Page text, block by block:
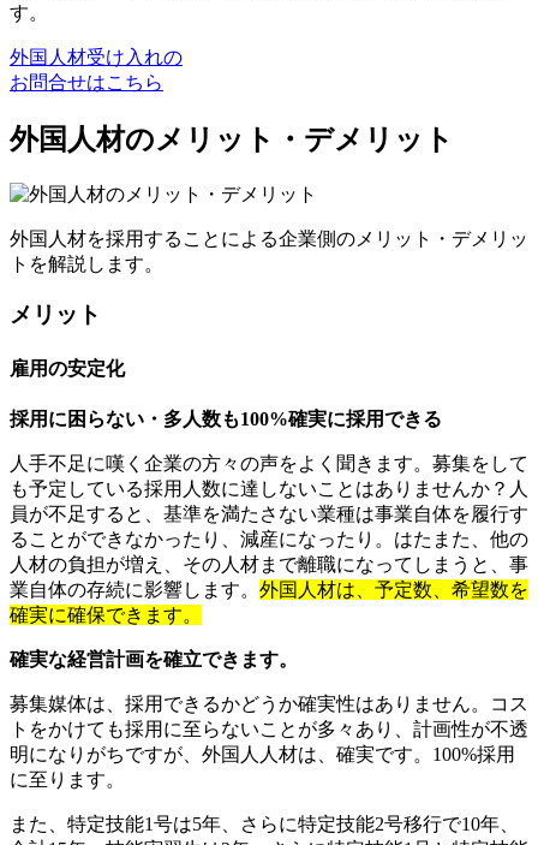
す。
外国人材受け入れの
お問合せはこちら
外国人材のメリット・デメリット
外国人材を採用することによる企業側のメリット・デメリッ
トを解説します。
メリット
雇用の安定化
採用に困らない・多人数も100%確実に採用できる
人手不足に嘆く企業の方々の声をよく聞きます。募集をして
も予定している採用人数に達しないことはありませんか？人
員が不足すると、基準を満たさない業種は事業自体を履行す
ることができなかったり、減産になったり。はたまた、他の
人材の負担が増え、その人材まで離職になってしまうと、事
業自体の存続に影響します。 外国人材は、予定数、希望数を
確実に確保できます。
確実な経営計画を確立できます。
募集媒体は、採用できるかどうか確実性はありません。コス
トをかけても採用に至らないことが多々あり、計画性が不透
明になりがちですが、外国人人材は、確実です。100%採用
に至ります。
また、特定技能1号は5年、さらに特定技能2号移行で10年、